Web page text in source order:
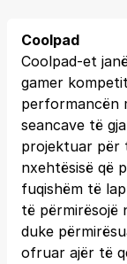
Coolpad
Coolpad-et
gamer
performancën
seancave të
projektuar për
nxehtësisë që
fuqishëm të
të përmirësojë
duke
ofruar ajër të